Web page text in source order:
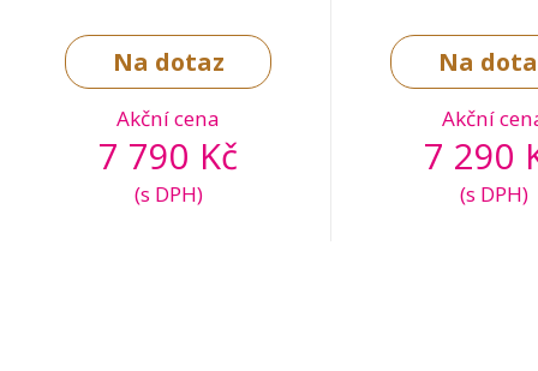
Na dotaz
Akční cena
7 790 Kč
(s DPH)
Na
Akční
7 290
(s DPH)